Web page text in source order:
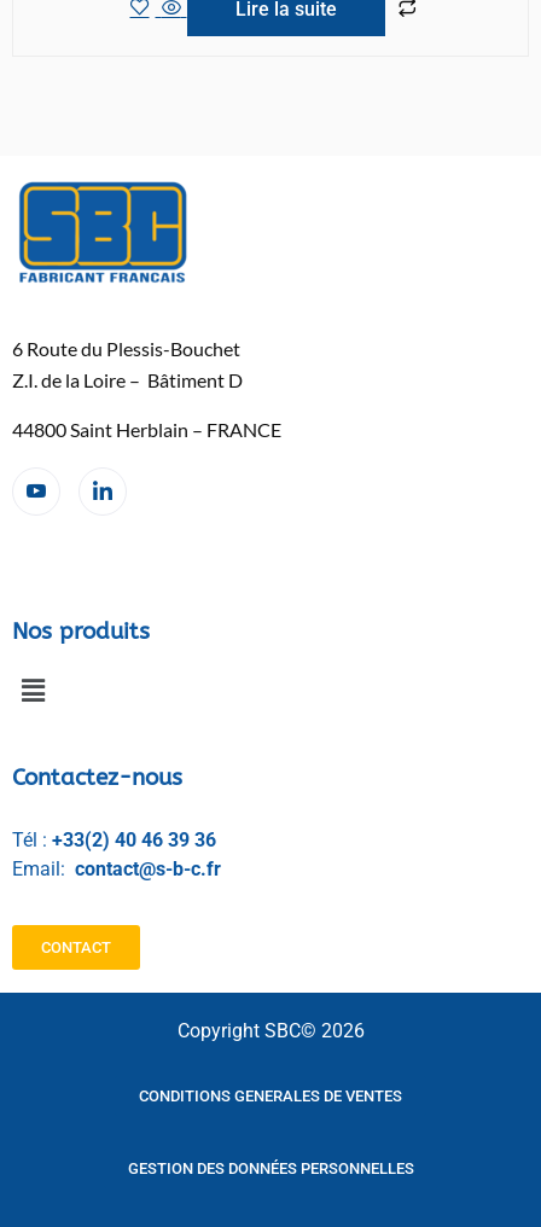
Lire la suite
6 Route du Plessis-Bouchet
Z.I. de la Loire – Bâtiment D
44800 Saint Herblain – FRANCE
Nos produits
Contactez-nous
Tél : +33(2) 40 46 39 36
Email: contact@s-b-c.fr
CONTACT
Copyright SBC© 2026
CONDITIONS GENERALES DE VENTES
GESTION DES DONNÉES PERSONNELLES